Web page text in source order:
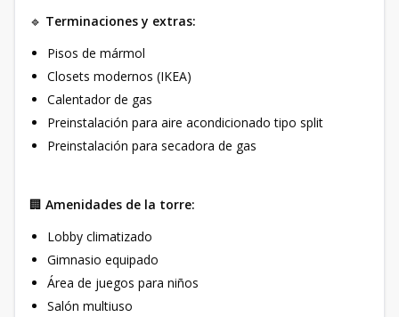
🔹 Terminaciones y extras:
Pisos de mármol
Closets modernos (IKEA)
Calentador de gas
Preinstalación para aire acondicionado tipo split
Preinstalación para secadora de gas
🏢 Amenidades de la torre:
Lobby climatizado
Gimnasio equipado
Área de juegos para niños
Salón multiuso